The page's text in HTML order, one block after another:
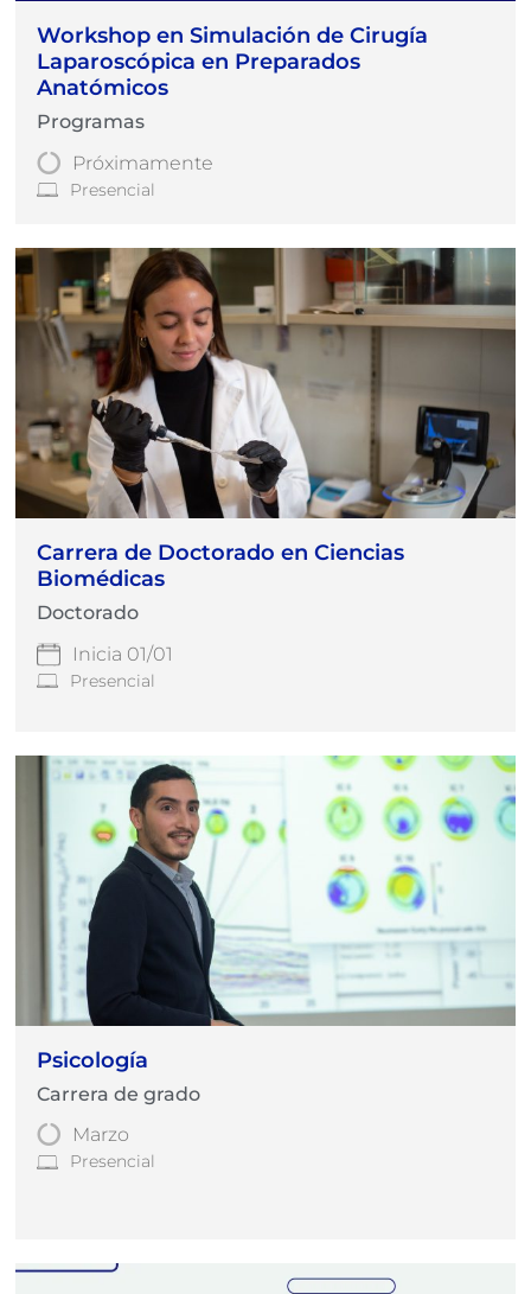
Workshop en Simulación de Cirugía
Laparoscópica en Preparados
Anatómicos
Programas
Próximamente
Presencial
Carrera de Doctorado en Ciencias
Biomédicas
Doctorado
Inicia 01/01
Presencial
Psicología
Carrera de grado
Marzo
Presencial